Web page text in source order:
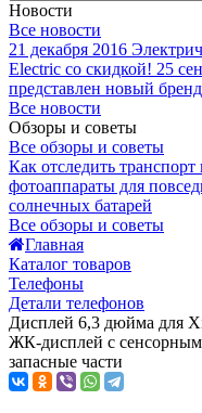
Новости
Все новости
21 декабря 2016
Electric со скидкой! 25
представлен новый
Все новости
Обзоры и советы
Все обзоры и советы
Как отследить транспорт
фотоаппараты для
солнечных батарей
Все обзоры и советы
Главная
Каталог товаров
Телефоны
Детали телефонов
Дисплей 6,3 дюйма для
ЖК-дисплей с сенсорным
запасные части